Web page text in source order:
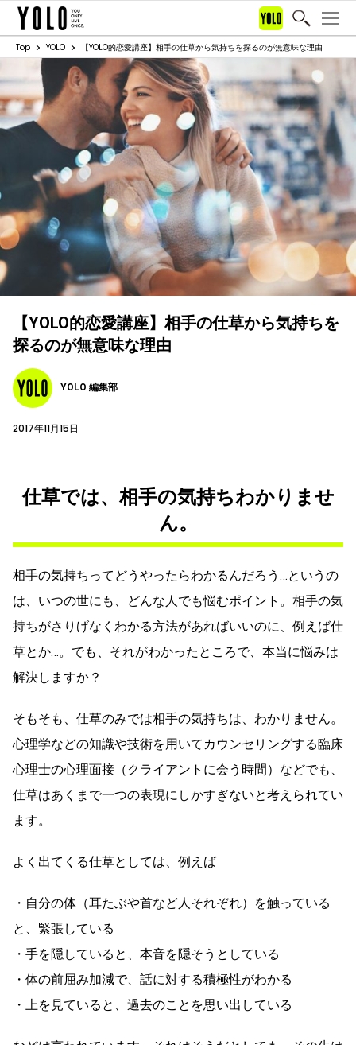
Top YOLO 【YOLO的恋愛講座】相手の仕草から気持ちを探るのが無意味な理由
【YOLO的恋愛講座】相手の仕草から気持ちを
探るのが無意味な理由
YOLO 編集部
2017年11月15日
仕草では、相手の気持ちわかりませ
ん。
相手の気持ちってどうやったらわかるんだろう…というの
は、いつの世にも、どんな人でも悩むポイント。相手の気
持ちがさりげなくわかる方法があればいいのに、例えば仕
草とか…。でも、それがわかったところで、本当に悩みは
解決しますか？
そもそも、仕草のみでは相手の気持ちは、わかりません。
心理学などの知識や技術を用いてカウンセリングする臨床
心理士の心理面接（クライアントに会う時間）などでも、
仕草はあくまで一つの表現にしかすぎないと考えられてい
ます。
よく出てくる仕草としては、例えば
・自分の体（耳たぶや首など人それぞれ）を触っている
と、緊張している
・手を隠していると、本音を隠そうとしている
・体の前屈み加減で、話に対する積極性がわかる
・上を見ていると、過去のことを思い出している